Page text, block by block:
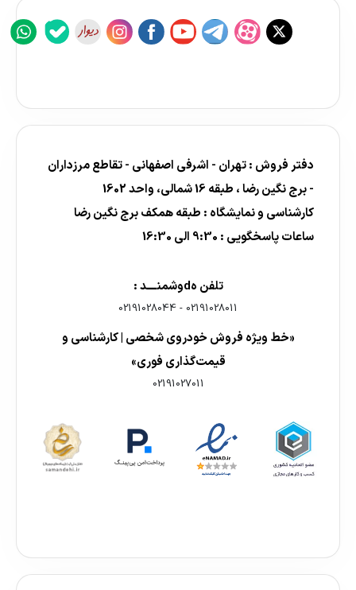
دفتر فروش : تهران - اشرفی اصفهانی - تقاطع مرزداران
- برج نگین رضا ، طبقه 16 شمالی، واحد 1602
کارشناسی و نمایشگاه : طبقه همکف برج نگین رضا
ساعات پاسخگویی : 9:30 الی 16:30
تلفن هdوشمنــــد :
02191028011
-
02191028044
«خط ویژه فروش خودروی شخصی | کارشناسی و
قیمت‌گذاری فوری»
02191027011